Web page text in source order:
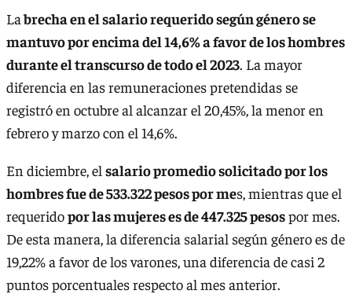
Labrecha en el salario requerido según género se
mantuvo por encima del 14,6% a favor de los hombres
durante el transcurso de todo el 2023. La mayor
diferencia en las remuneraciones pretendidas se
registró en octubre al alcanzar el 20,45%, la menor en
febrero y marzo con el 14,6%.
En diciembre, el salario promedio solicitado por los
hombres fue de 533.322 pesos por mes, mientras que el
requeridopor las mujeres es de 447.325 pesospor mes.
De esta manera, la diferencia salarial según género es de
19,22% a favor de los varones, una diferencia de casi 2
puntos porcentuales respecto al mes anterior.